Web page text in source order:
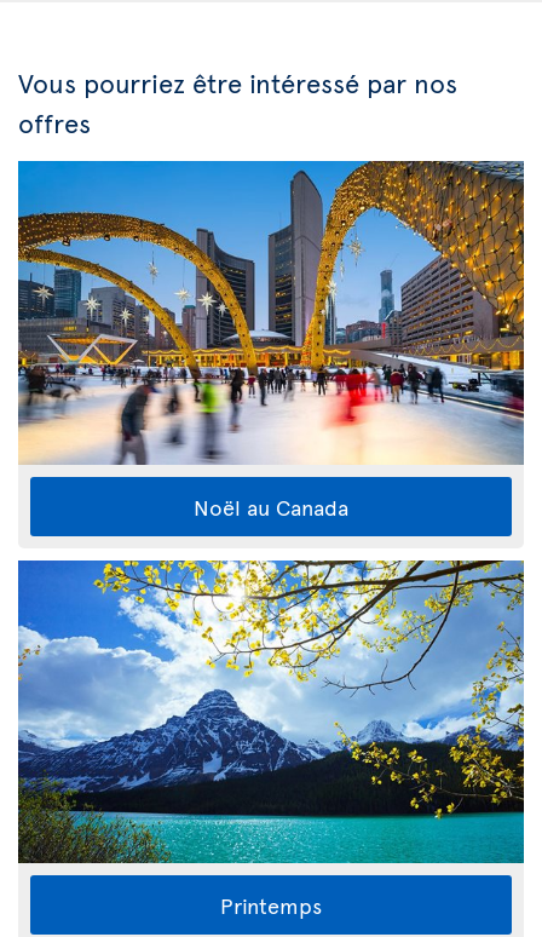
Vous pourriez être intéressé par nos
offres
Noël au Canada
Printemps